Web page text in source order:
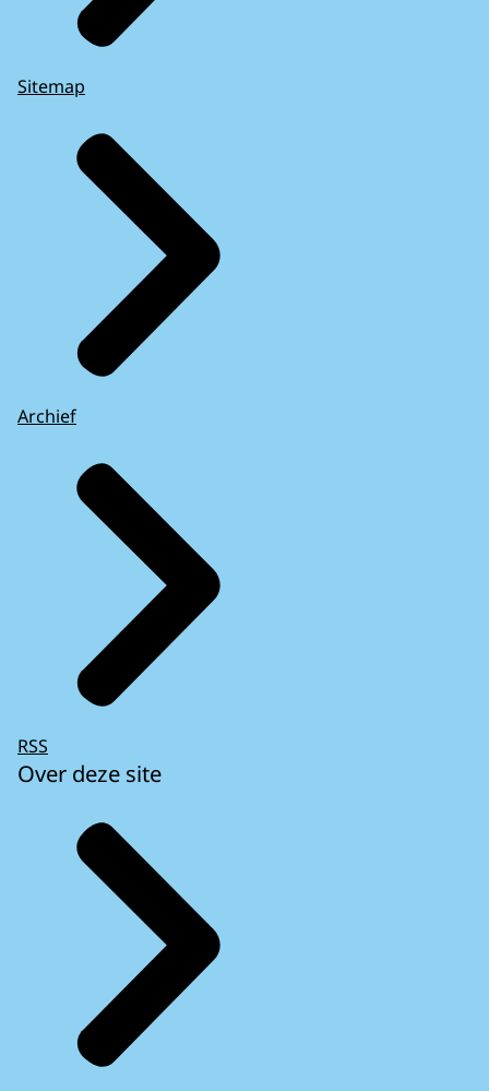
Sitemap
Archief
RSS
Over deze site